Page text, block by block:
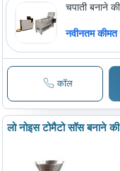
चपाती बनाने
नवीनतम कीमत
कॉल
लो नोइस टोमैटो सॉस बनाने